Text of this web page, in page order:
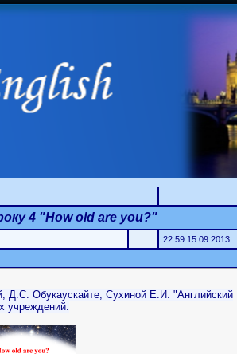
4 "How old are you?"
22:59 15.09.2013
Обукаускайте, Сухиной Е.И. "Английский
учреждений.